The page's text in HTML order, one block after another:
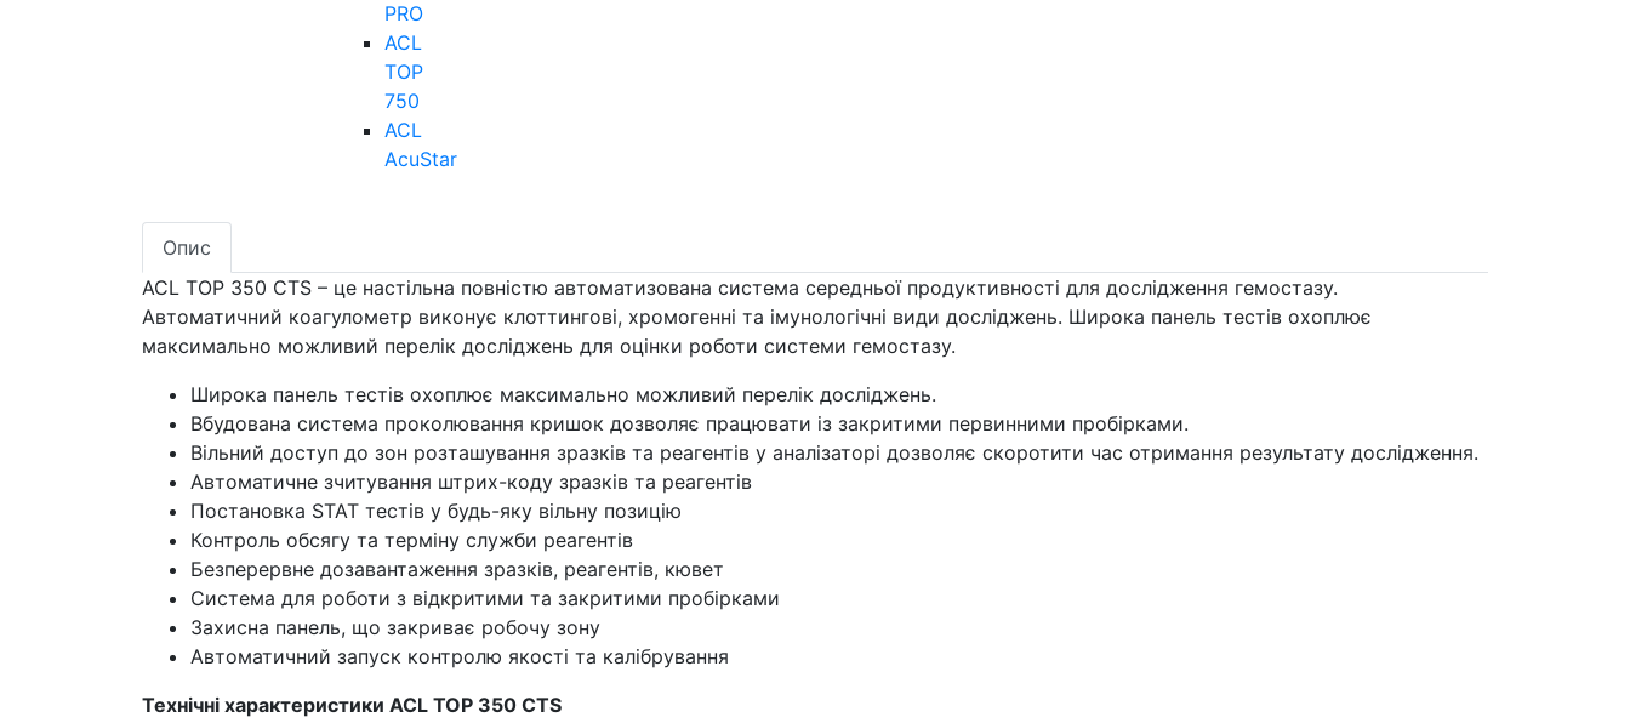
PRO
ACL
TOP
750
ACL
AcuStar
Опис
ACL TOP 350 CTS – це настільна повністю автоматизована система середньої продуктивності для дослідження гемостазу.
Автоматичний коагулометр виконує клоттингові, хромогенні та імунологічні види досліджень. Широка панель тестів охоплює
максимально можливий перелік досліджень для оцінки роботи системи гемостазу.
Широка панель тестів охоплює максимально можливий перелік досліджень.
Вбудована система проколювання кришок дозволяє працювати із закритими первинними пробірками.
Вільний доступ до зон розташування зразків та реагентів у аналізаторі дозволяє скоротити час отримання результату дослідження.
Автоматичне зчитування штрих-коду зразків та реагентів
Постановка STAT тестів у будь-яку вільну позицію
Контроль обсягу та терміну служби реагентів
Безперервне дозавантаження зразків, реагентів, кювет
Система для роботи з відкритими та закритими пробірками
Захисна панель, що закриває робочу зону
Автоматичний запуск контролю якості та калібрування
Технічні характеристики ACL TOP 350 CTS